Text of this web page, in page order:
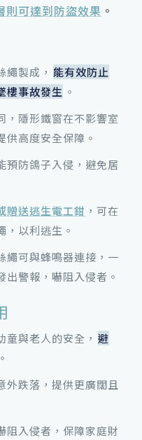
則可達到防盜效果 。
繩製成， 能有效防止
樓事故發生 。
，隱形鐵窗在不影響室
供高度安全保障。
預防鴿子入侵，避免居
贈送逃生電工鉗 ，可在
，以利逃生。
繩可與蜂鳴器連接，一
出警報，嚇阻入侵者。
與老人的安全， 避
。
外跌落，提供更廣闊且
阻入侵者，保障家庭財